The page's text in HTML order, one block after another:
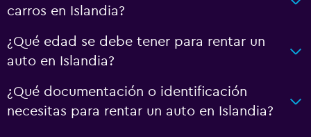
carros en Islandia?
¿Qué edad se debe tener para rentar un
auto en Islandia?
¿Qué documentación o identificación
necesitas para rentar un auto en Islandia?